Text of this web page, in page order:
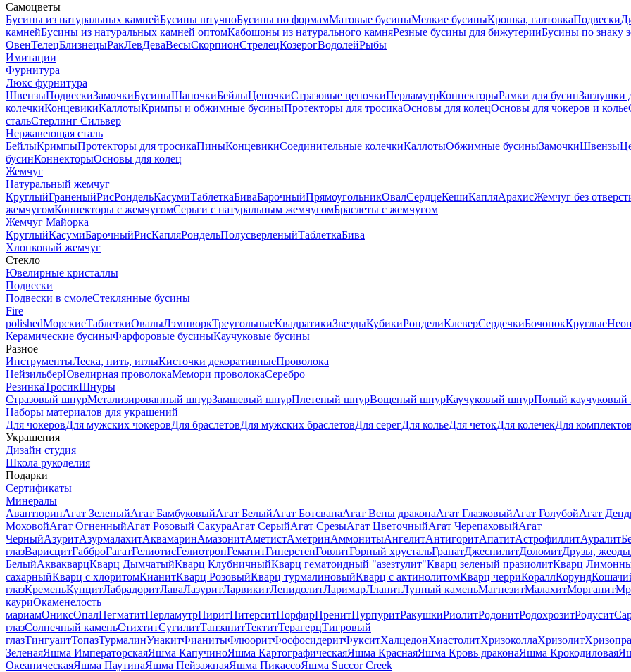
Самоцветы
Бусины из натуральных камнейБусины штучноБусины по формамМатовые бусиныМелкие бусиныКрошка, галтовкаПодвески
камнейБусины из натуральных камней оптомКабошоны из натурального камняРезные бусины для бижутерииБусины по знаку
ОвенТелецБлизнецыРакЛевДеваВесыСкорпионСтрелецКозерогВодолейРыбы
Имитации
Фурнитура
Люкс фурнитура
ШвензыПодвескиЗамочкиБусиныШапочкиБейлыЦепочкиСтразовые цепочкиПерламутрКоннекторыРамки для бусинЗаглушки
колечкиКонцевикиКаллотыКримпы и обжимные бусиныПротекторы для тросикаОсновы для колецОсновы для чокеров и колье
стальСтерлинг Сильвер
Нержавеющая сталь
БейлыКримпыПротекторы для тросикаПиныКонцевикиСоединительные колечкиКаллотыОбжимные бусиныЗамочкиШвензы
бусинКоннекторыОсновы для колец
Жемчуг
Натуральный жемчуг
КруглыйГраненыйРисРондельКасумиТаблеткаБиваБарочныйПрямоугольникОвалСердцеКешиКапляАрахисЖемчуг без
жемчугомКоннекторы с жемчугомСерьги с натуральным жемчугомБраслеты с жемчугом
Жемчуг Майорка
КруглыйКасумиБарочныйРисКапляРондельПолусверленыйТаблеткаБива
Хлопковый жемчуг
Стекло
Ювелирные кристаллы
Подвески
Подвески в смолеСтеклянные бусины
Fire
polishedМорскиеТаблеткиОвалыЛэмпворкТреугольныеКвадратикиЗвездыКубикиРонделиКлеверСердечкиБочонокКруглые
Керамические бусиныФарфоровые бусиныКаучуковые бусины
Разное
ИнструментыЛеска, нить, иглыКисточки декоративныеПроволока
НейзильберЮвелирная проволокаМемори проволокаСеребро
РезинкаТросикШнуры
Стразовый шнурМетализированный шнурЗамшевый шнурПлетеный шнурВощеный шнурКаучуковый шнурПолый
Наборы материалов для украшений
Для чокеровДля мужских чокеровДля браслетовДля мужских браслетовДля серегДля кольеДля четокДля колечекДля
Украшения
Дизайн студия
Школа рукоделия
Подарки
Сертификаты
Минералы
АвантюринАгат ЗеленыйАгат БамбуковыйАгат БелыйАгат БотсванаАгат Вены драконаАгат ГлазковыйАгат ГолубойАгат
МоховойАгат ОгненныйАгат Розовый СакураАгат СерыйАгат СрезыАгат ЦветочныйАгат ЧерепаховыйАгат
ЧерныйАзуритАзурмалахитАквамаринАмазонитАметистАметринАммонитыАнгелитАнтигоритАпатитАстрофиллитАуралит
глазВарисцитГабброГагатГелиотисГелиотропГематитГиперстенГовлитГорный хрустальГранатДжеспилитДоломитДрузы, жеоды
БелыйАквакварцКварц ДымчатыйКварц КлубничныйКварц гематоидный "азезтулит"Кварц зеленый празиолитКварц
сахарныйКварц с хлоритомКианитКварц РозовыйКварц турмалиновыйКварц с актинолитомКварц черриКораллКорунд
глазКременьКунцитЛабрадоритЛаваЛазуритЛарвикитЛепидолитЛаримарЛланитЛунный каменьМагнезитМалахитМорганит
кауриОкаменелость
мариамОниксОпалПегматитПерламутрПиритПитерситПорфирПренитПурпуритРакушкиРиолитРодонитРодохрозитРодусит
глазСолнечный каменьСтихтитСугилитТанзанитТектитТерагерцТигровый
глазТингуаитТопазТурмалинУнакитФианитыФлюоритФосфосидеритФукситХалцедонХиастолитХризоколлаХризолит
ЗеленаяЯшма ИмператорскаяЯшма КапучиноЯшма КартографическаяЯшма КраснаяЯшма Кровь драконаЯшма Крокодиловая
ОкеаническаяЯшма ПаутинаЯшма ПейзажнаяЯшма ПикассоЯшма Succor Creek